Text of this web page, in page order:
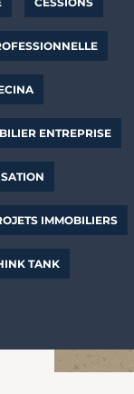
ENTREPRISE
IMMOBILIERS
TANK